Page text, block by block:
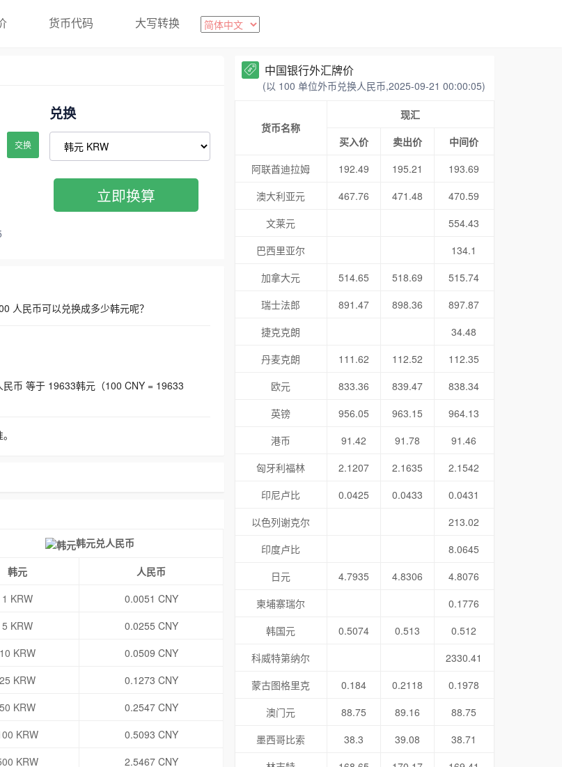
货币代码 大写转换
交换
兑换
立即换算
人民币可以兑换成多少韩元呢？
币 等于 19633韩元（100 CNY = 19633
韩元兑人民币
韩元
人民币
1 KRW
0.0051 CNY
5 KRW
0.0255 CNY
10 KRW
0.0509 CNY
25 KRW
0.1273 CNY
50 KRW
0.2547 CNY
KRW
0.5093 CNY
KRW
2.5467 CNY
中国银行外汇牌价
(以 100 单位外币兑换人民币,2025-09-21 00:00:05)
货币名称
现汇
买入价
卖出价
中间价
阿联酋迪拉姆
192.49 195.21
193.69
澳大利亚元
467.76 471.48
470.59
文莱元
554.43
巴西里亚尔
134.1
加拿大元
514.65 518.69
515.74
瑞士法郎
891.47 898.36
897.87
捷克克朗
34.48
丹麦克朗
111.62 112.52
112.35
欧元
833.36 839.47
838.34
英镑
956.05 963.15
964.13
港币
91.42 91.78
91.46
匈牙利福林
2.1207 2.1635
2.1542
印尼卢比
0.0425 0.0433
0.0431
以色列谢克尔
213.02
印度卢比
8.0645
日元
4.7935 4.8306
4.8076
柬埔寨瑞尔
0.1776
韩国元
0.5074 0.513
0.512
科威特第纳尔
2330.41
蒙古图格里克
0.184 0.2118
0.1978
澳门元
88.75 89.16
88.75
墨西哥比索
38.3 39.08
38.71